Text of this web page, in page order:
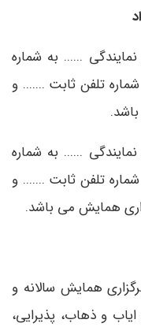
...... به شماره
تلفن ثابت ....... و
...... به شماره
تلفن ثابت ....... و
همایش می باشد.
همایش سالانه و
و ذهاب، پذیرایی،